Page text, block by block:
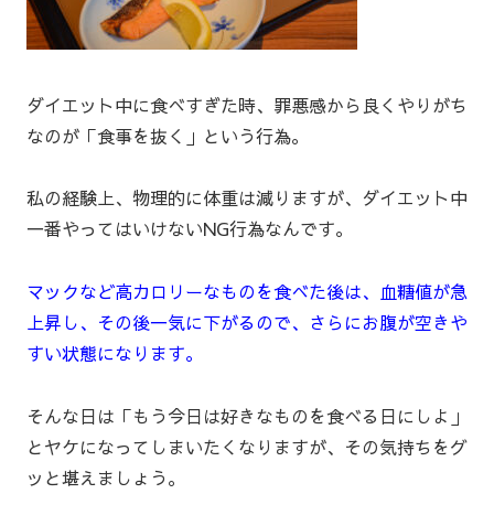
ダイエット中に食べすぎた時、罪悪感から良くやりがち
なのが「食事を抜く」という行為。
私の経験上、物理的に体重は減りますが、ダイエット中
一番やってはいけないNG行為なんです。
マックなど高カロリーなものを食べた後は、血糖値が急
上昇し、その後一気に下がるので、さらにお腹が空きや
すい状態になります。
そんな日は「もう今日は好きなものを食べる日にしよ」
とヤケになってしまいたくなりますが、その気持ちをグ
ッと堪えましょう。